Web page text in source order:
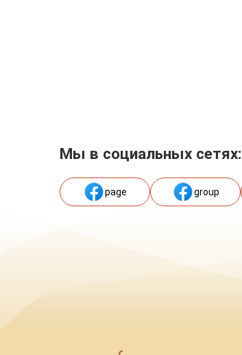
Мы в социальных сетях:
page group